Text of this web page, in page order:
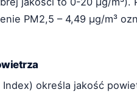
PM2,5 – 4,49 µg/m³
Index) określa jakość